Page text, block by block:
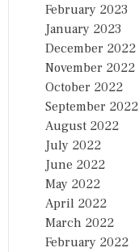
February 2023
January 2023
December 2022
November 2022
October 2022
September 2022
August 2022
July 2022
June 2022
May 2022
April 2022
March 2022
February 2022